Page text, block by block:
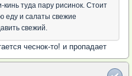
туда пару рисинок. Стоит
еду и салаты свежие
свежий.
чеснок-то! и пропадает